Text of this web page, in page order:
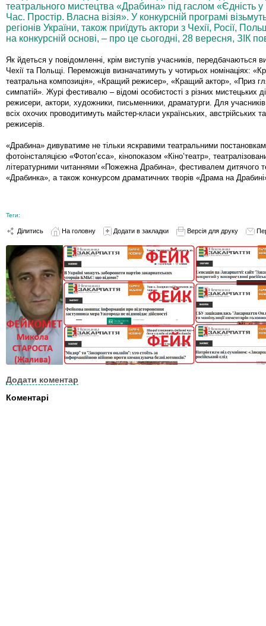
театрального мистецтва «Драбина» під гаслом «Єдність у
Час. Простір. Власна візія». У конкурсній програмі
регіонів України, також приїдуть актори з Чехії, Росії,
на конкурсній основі, – про це сьогодні, 28 вересня, ЗІК
Як йдеться у повідомленні, крім виступів учасників, передбачаються
Чехії та Польщі. Переможців визначатимуть у чотирьох номінаціях:
театральна композиція», «Кращий режисер», «Кращий актор», «Приз
симпатій». Журі фестивалю – відомі особистості з різних мистецьких
режисери, актори, художники, письменники, драматурги. Для
всіх охочих проводитимуть майстер-класи українських, австрійських
режисерів.
«Драбина» дивуватиме не тільки яскравими театральними
фотоінсталяцією «Фотоп’єса», кінопоказом «Кіно’театр»,
літературними читаннями «Пожежна Драбина», фестивалем дитячого
«Драбинка», а також конкурсом драматичних творів «Драма на
Теги:
Ділитись На головну Додати в закладки Версія для друку
Додати коментар
Коментарі